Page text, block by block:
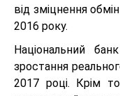
від зміцнення
2016 року.
Національний
зростання
2017 році. Крім